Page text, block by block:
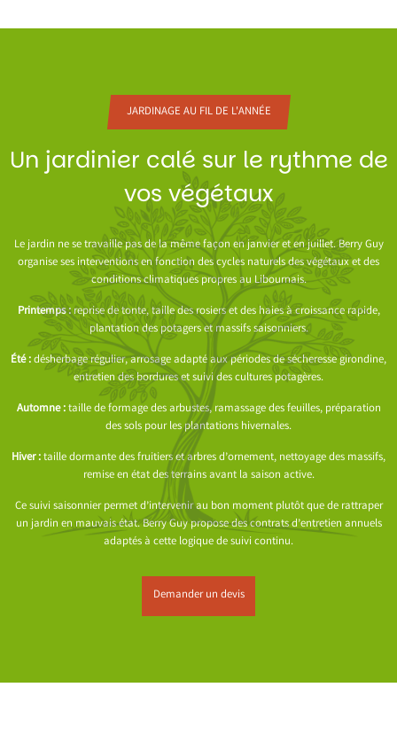
JARDINAGE AU FIL DE L'ANNÉE
Un jardinier calé sur le rythme de
vos végétaux
Le jardin ne se travaille pas de la même façon en janvier et en juillet. Berry Guy
organise ses interventions en fonction des cycles naturels des végétaux et des
conditions climatiques propres au Libournais.
Printemps :reprise de tonte, taille des rosiers et des haies à croissance rapide,
plantation des potagers et massifs saisonniers.
Été :désherbage régulier, arrosage adapté aux périodes de sécheresse girondine,
entretien des bordures et suivi des cultures potagères.
Automne :taille de formage des arbustes, ramassage des feuilles, préparation
des sols pour les plantations hivernales.
Hiver :taille dormante des fruitiers et arbres d’ornement, nettoyage des massifs,
remise en état des terrains avant la saison active.
Ce suivi saisonnier permet d’intervenir au bon moment plutôt que de rattraper
un jardin en mauvais état. Berry Guy propose des contrats d’entretien annuels
adaptés à cette logique de suivi continu.
Demander un devis